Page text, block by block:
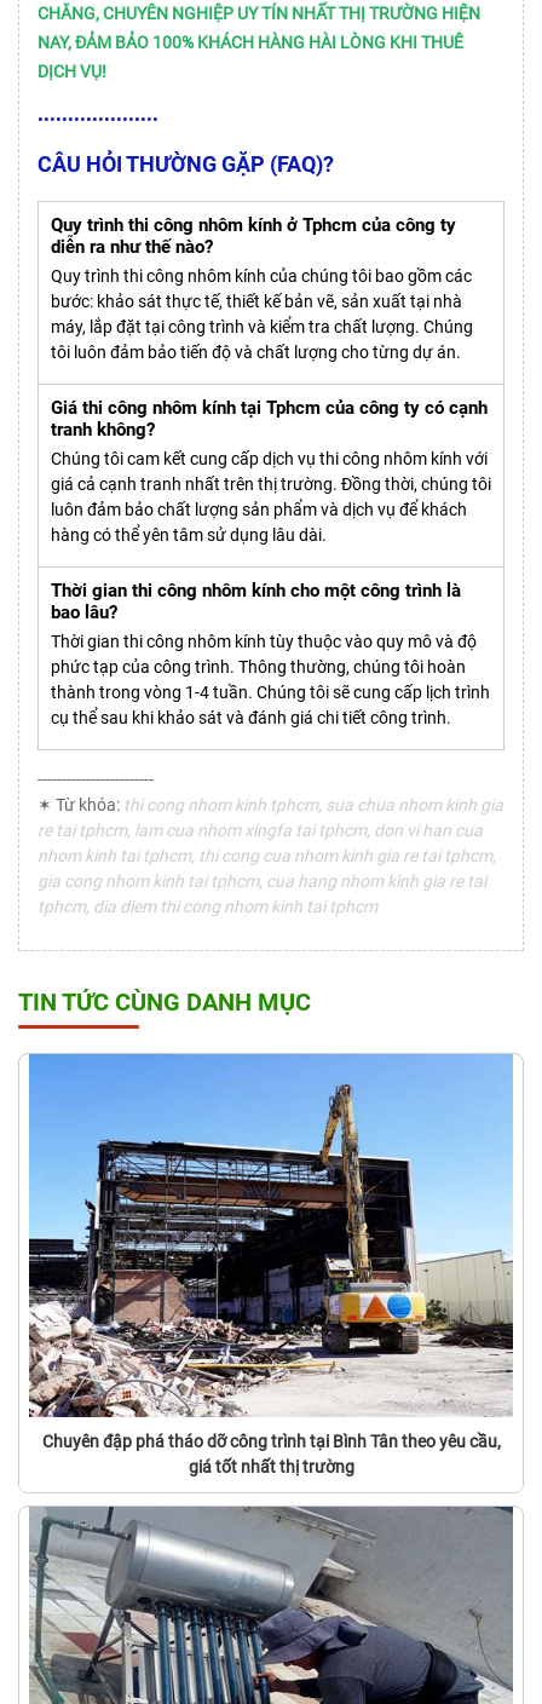
CHĂNG, CHUYÊN NGHIỆP UY TÍN NHẤT THỊ TRƯỜNG HIỆN
NAY, ĐẢM BẢO 100% KHÁCH HÀNG HÀI LÒNG KHI THUÊ
DỊCH VỤ!
••••••••••••••••••••
CÂU HỎI THƯỜNG GẶP (FAQ)?
Quy trình thi công nhôm kính ở Tphcm của công ty
diễn ra như thế nào?
Quy trình thi công nhôm kính của chúng tôi bao gồm các
bước: khảo sát thực tế, thiết kế bản vẽ, sản xuất tại nhà
máy, lắp đặt tại công trình và kiểm tra chất lượng. Chúng
tôi luôn đảm bảo tiến độ và chất lượng cho từng dự án.
Giá thi công nhôm kính tại Tphcm của công ty có cạnh
tranh không?
Chúng tôi cam kết cung cấp dịch vụ thi công nhôm kính với
giá cả cạnh tranh nhất trên thị trường. Đồng thời, chúng tôi
luôn đảm bảo chất lượng sản phẩm và dịch vụ để khách
hàng có thể yên tâm sử dụng lâu dài.
Thời gian thi công nhôm kính cho một công trình là
bao lâu?
Thời gian thi công nhôm kính tùy thuộc vào quy mô và độ
phức tạp của công trình. Thông thường, chúng tôi hoàn
thành trong vòng 1-4 tuần. Chúng tôi sẽ cung cấp lịch trình
cụ thể sau khi khảo sát và đánh giá chi tiết công trình.
------------------------
✶ Từ khóa: thi cong nhom kinh tphcm, sua chua nhom kinh gia
re tai tphcm, lam cua nhom xingfa tai tphcm, don vi han cua
nhom kinh tai tphcm, thi cong cua nhom kinh gia re tai tphcm,
gia cong nhom kinh tai tphcm, cua hang nhom kinh gia re tai
tphcm, dia diem thi cong nhom kinh tai tphcm
TIN TỨC CÙNG DANH MỤC
Chuyên đập phá tháo dỡ công trình tại Bình Tân theo yêu cầu,
giá tốt nhất thị trường